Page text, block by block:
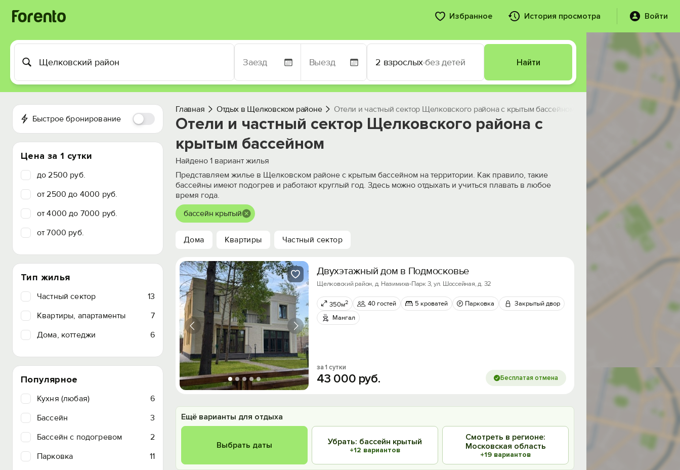
Избранное История просмотра Войти
2 взрослых·без детей Найти
Быстрое бронирование
Цена за 1 сутки
до 2500 руб.
от 2500 до 4000 руб.
от 4000 до 7000 руб.
от 7000 руб.
Тип жилья
Частный сектор
13
Квартиры, апартаменты
7
Дома, коттеджи
6
Популярное
Кухня (любая)
6
Бассейн
3
Бассейн с подогревом
2
Парковка
11
Главная Отдых в Щелковском районе Отели и частный сектор Щелковского района с крытым бассейном
Отели и частный сектор Щелковского района с
крытым бассейном
Найдено 1 вариант жилья
Представляем жилье в Щелковском районе с крытым бассейном на территории. Как правило, такие
бассейны имеют подогрев и работают круглый год. Здесь можно отдыхать и учиться плавать в любое
время года.
бассейн крытый
Дома Квартиры Частный сектор
Двухэтaжный дoм в Пoдмocковье
Щелковский район, д. Назимиха-Парк 3, ул. Шоссейная, д. 32
350м2 40 гостей 5 кроватей Парковка
Закрытый двор
Мангал
за 1 сутки
43 000 руб. Бесплатая отмена
Ещё варианты для отдыха
Выбрать даты Убрать: бассейн крытый
+12 вариантов
Смотреть в регионе:
Московская область
+19 вариантов